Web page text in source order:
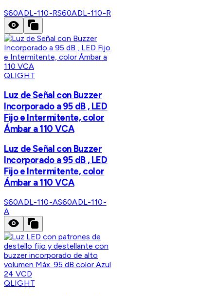
S60ADL-110-RS60ADL-110-R
QLIGHT
Luz de Señal con Buzzer
Incorporado a 95 dB , LED
Fijo e Intermitente, color
Ámbar a 110 VCA
Luz de Señal con Buzzer
Incorporado a 95 dB , LED
Fijo e Intermitente, color
Ámbar a 110 VCA
S60ADL-110-AS60ADL-110-
A
QLIGHT